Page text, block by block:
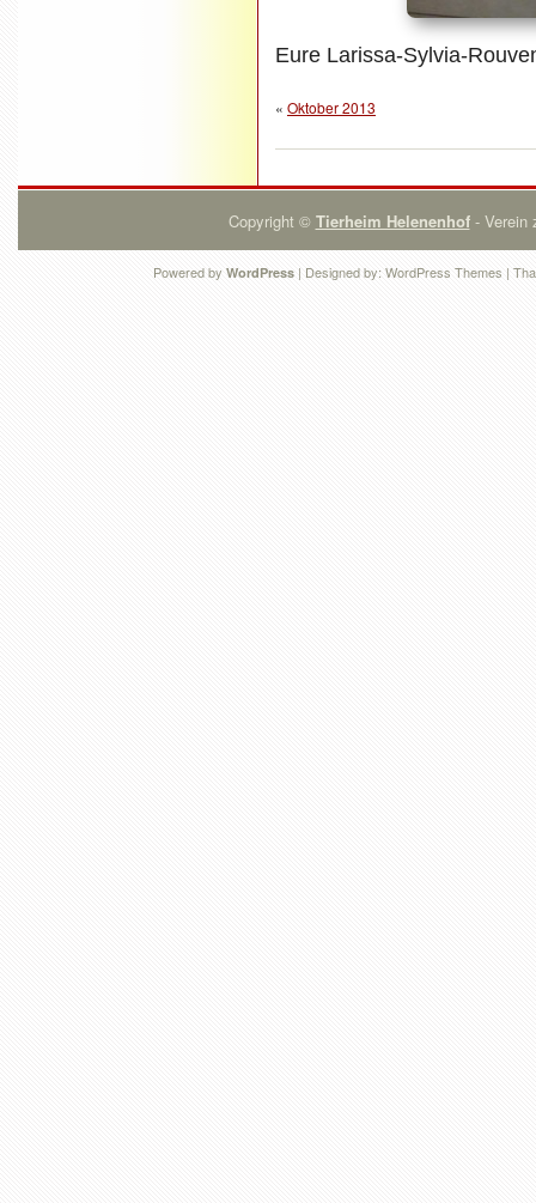
Eure Larissa-Sylvia-
« Oktober 2013
Copyright © Tierheim Helenenhof- Verein
Powered by WordPress | Designed by:WordPress Themes |